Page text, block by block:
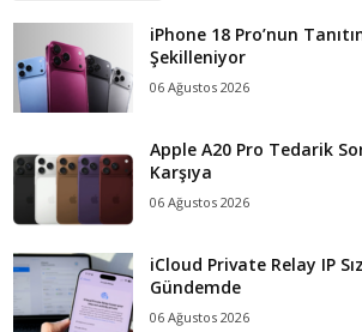
iPhone 18 Pro’nun
Şekilleniyor
06 Ağustos 2026
Apple A20 Pro Tedarik
Karşıya
06 Ağustos 2026
iCloud Private Relay IP
Gündemde
06 Ağustos 2026